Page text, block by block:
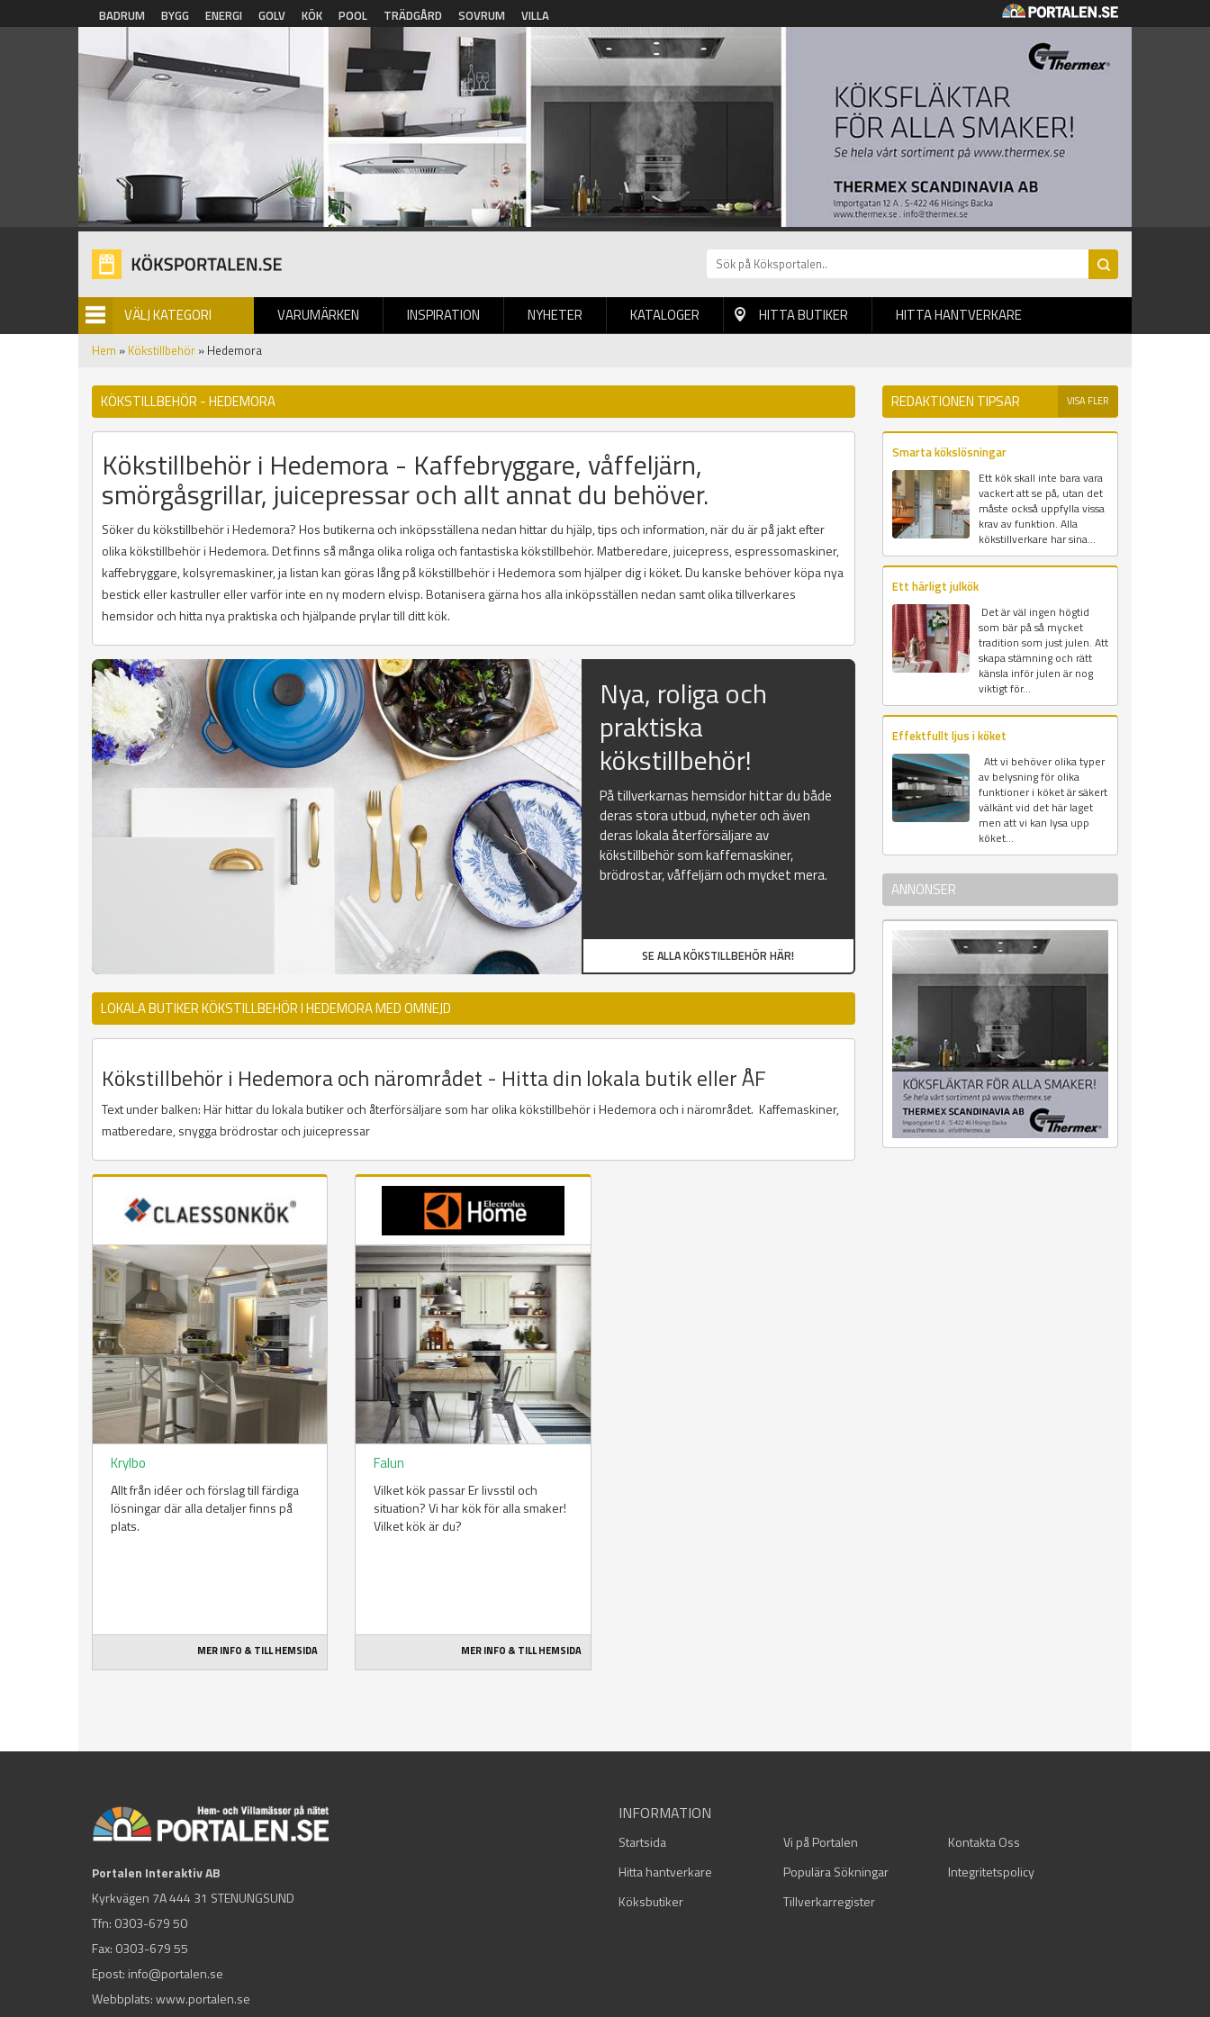
Hoppa till huvudinnehåll
BADRUM BYGG ENERGI GOLV KÖK POOL TRÄDGÅRD SOVRUM VILLA
VÄLJ KATEGORI VARUMÄRKEN INSPIRATION NYHETER
BILDGALLERI KATALOGER HITTA BUTIKER HITTA HANTVERKARE
Hem » Kökstillbehör » Hedemora
KÖKSTILLBEHÖR - HEDEMORA
Kökstillbehör i Hedemora - Kaffebryggare, våffeljärn,
smörgåsgrillar, juicepressar och allt annat du behöver.
Söker du kökstillbehör i Hedemora? Hos butikerna och inköpsställena nedan hittar du hjälp, tips och information, när du är på jakt efter
olika kökstillbehör i Hedemora. Det finns så många olika roliga och fantastiska kökstillbehör. Matberedare, juicepress, espressomaskiner,
kaffebryggare, kolsyremaskiner, ja listan kan göras lång på kökstillbehör i Hedemora som hjälper dig i köket. Du kanske behöver köpa nya
bestick eller kastruller eller varför inte en ny modern elvisp. Botanisera gärna hos alla inköpsställen nedan samt olika tillverkares
hemsidor och hitta nya praktiska och hjälpande prylar till ditt kök.
Nya, roliga och
praktiska
kökstillbehör!
På tillverkarnas hemsidor hittar du både
deras stora utbud, nyheter och även
deras lokala återförsäljare av
kökstillbehör som kaffemaskiner,
brödrostar, våffeljärn och mycket mera.
SE ALLA KÖKSTILLBEHÖR HÄR!
LOKALA BUTIKER KÖKSTILLBEHÖR I HEDEMORA MED OMNEJD
Kökstillbehör i Hedemora och närområdet - Hitta din lokala butik eller ÅF
Text under balken: Här hittar du lokala butiker och återförsäljare som har olika kökstillbehör i Hedemora och i närområdet. Kaffemaskiner,
matberedare, snygga brödrostar och juicepressar
Krylbo
Allt från idéer och förslag till färdiga
lösningar där alla detaljer finns på
plats.
MER INFO & TILL HEMSIDA
Falun
Vilket kök passar Er livsstil och
situation? Vi har kök för alla smaker!
Vilket kök är du?
MER INFO & TILL HEMSIDA
REDAKTIONEN TIPSAR VISA FLER
Smarta kökslösningar
Ett kök skall inte bara vara
vackert att se på, utan det
måste också uppfylla vissa
krav av funktion. Alla
kökstillverkare har sina...
Ett härligt julkök
Det är väl ingen högtid
som bär på så mycket
tradition som just julen. Att
skapa stämning och rätt
känsla inför julen är nog
viktigt för...
Effektfullt ljus i köket
Att vi behöver olika typer
av belysning för olika
funktioner i köket är säkert
välkänt vid det här laget
men att vi kan lysa upp
köket...
ANNONSER
Portalen Interaktiv AB
Kyrkvägen 7A 444 31 STENUNGSUND
Tfn: 0303-679 50
Fax: 0303-679 55
Epost: info@portalen.se
Webbplats: www.portalen.se
INFORMATION
Startsida Vi på Portalen
Kontakta Oss
Hitta hantverkare
Populära Sökningar
Integritetspolicy
Köksbutiker
Tillverkarregister